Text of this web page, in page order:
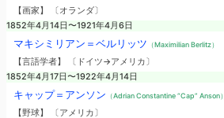
【画家】 〔オランダ〕
1852年4月14日〜1921年4月6日
マキシミリアン＝ベルリッツ （Maximilian Berlitz）
【言語学者】 〔ドイツ→アメリカ〕
1852年4月17日〜1922年4月14日
キャップ＝アンソン （Adrian Constantine “Cap” Anson）
【野球】 〔アメリカ〕